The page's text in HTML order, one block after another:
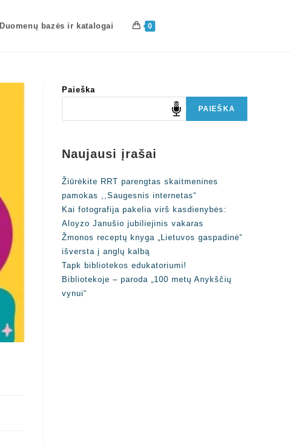
Duomenų bazės ir katalogai 0
Paieška
PAIEŠKA
Naujausi įrašai
Žiūrėkite RRT parengtas skaitmenines
pamokas ,,Saugesnis internetas“
Kai fotografija pakelia virš kasdienybės:
Aloyzo Janušio jubiliejinis vakaras
Žmonos receptų knyga „Lietuvos gaspadinė“
išversta į anglų kalbą
Tapk bibliotekos edukatoriumi!
Bibliotekoje – paroda „100 metų Anykščių
vynui“